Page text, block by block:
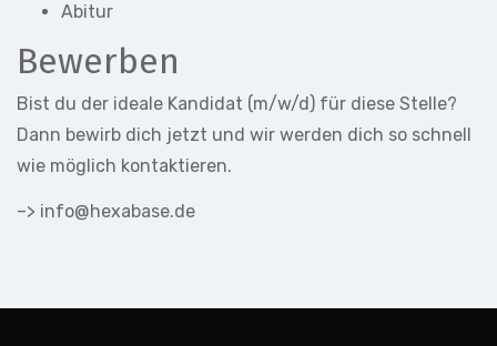
Abitur
Bewerben
Bist du der ideale Kandidat (m/w/d) für diese Stelle?
Dann bewirb dich jetzt und wir werden dich so schnell
wie möglich kontaktieren.
–> info@hexabase.de